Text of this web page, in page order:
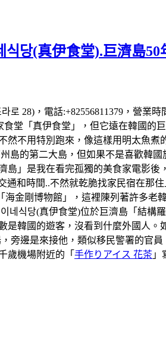
식당(真伊食堂).巨濟島
로 28)，電話:+82556811379，營業
堂「真伊食堂」，但它遠在韓國的
不用特別跑來，像這樣用明太魚
島的第二大島，但如果不是喜歡韓
」是我在看完孤獨的美食家電影
和時間..不然就乾脆找家民宿在那
金剛博物館」，這裡陳列著許多老
식당(真伊食堂)位於巨濟島「結構
韓國的遊客，沒看到什麼外國人
旁邊是來接他，類似移民警署的官
歲機場附近的「 手作りアイス 花茶 」